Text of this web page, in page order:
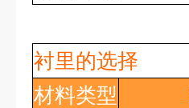
衬里的选择
材料类型